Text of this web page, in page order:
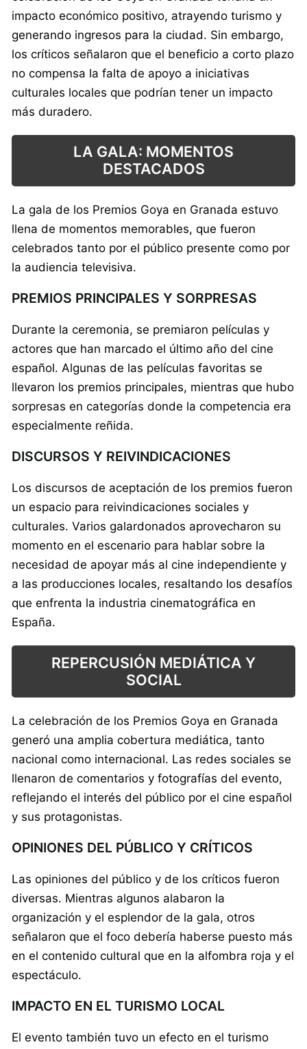
impacto económico positivo, atrayendo turismo y
generando ingresos para la ciudad. Sin embargo,
los críticos señalaron que el beneficio a corto plazo
no compensa la falta de apoyo a iniciativas
culturales locales que podrían tener un impacto
más duradero.
LA GALA: MOMENTOS
DESTACADOS
La gala de los Premios Goya en Granada estuvo
llena de momentos memorables, que fueron
celebrados tanto por el público presente como por
la audiencia televisiva.
PREMIOS PRINCIPALES Y SORPRESAS
Durante la ceremonia, se premiaron películas y
actores que han marcado el último año del cine
español. Algunas de las películas favoritas se
llevaron los premios principales, mientras que hubo
sorpresas en categorías donde la competencia era
especialmente reñida.
DISCURSOS Y REIVINDICACIONES
Los discursos de aceptación de los premios fueron
un espacio para reivindicaciones sociales y
culturales. Varios galardonados aprovecharon su
momento en el escenario para hablar sobre la
necesidad de apoyar más al cine independiente y
a las producciones locales, resaltando los desafíos
que enfrenta la industria cinematográfica en
España.
REPERCUSIÓN MEDIÁTICA Y
SOCIAL
La celebración de los Premios Goya en Granada
generó una amplia cobertura mediática, tanto
nacional como internacional. Las redes sociales se
llenaron de comentarios y fotografías del evento,
reflejando el interés del público por el cine español
y sus protagonistas.
OPINIONES DEL PÚBLICO Y CRÍTICOS
Las opiniones del público y de los críticos fueron
diversas. Mientras algunos alabaron la
organización y el esplendor de la gala, otros
señalaron que el foco debería haberse puesto más
en el contenido cultural que en la alfombra roja y el
espectáculo.
IMPACTO EN EL TURISMO LOCAL
El evento también tuvo un efecto en el turismo